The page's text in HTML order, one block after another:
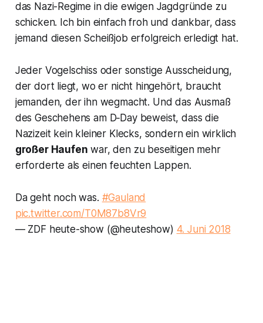
das Nazi-Regime in die ewigen Jagdgründe zu
schicken. Ich bin einfach froh und dankbar, dass
jemand diesen Scheißjob erfolgreich erledigt hat.
Jeder Vogelschiss oder sonstige Ausscheidung,
der dort liegt, wo er nicht hingehört, braucht
jemanden, der ihn wegmacht. Und das Ausmaß
des Geschehens am D‑Day beweist, dass die
Nazizeit kein kleiner Klecks, sondern ein wirklich
großer Haufen war, den zu beseitigen mehr
erforderte als einen feuchten Lappen.
Da geht noch was. #Gauland
pic.twitter.com/T0M87b8Vr9
— ZDF heute-show (@heuteshow) 4. Juni 2018